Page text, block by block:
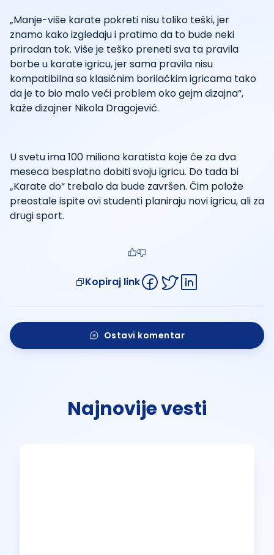
„Manje-više karate pokreti nisu toliko teški, jer
znamo kako izgledaju i pratimo da to bude neki
prirodan tok. Više je teško preneti sva ta pravila
borbe u karate igricu, jer sama pravila nisu
kompatibilna sa klasičnim borilačkim igricama tako
da je to bio malo veći problem oko gejm dizajna“,
kaže dizajner Nikola Dragojević.
U svetu ima 100 miliona karatista koje će za dva
meseca besplatno dobiti svoju igricu. Do tada bi
„Karate do“ trebalo da bude završen. Čim polože
preostale ispite ovi studenti planiraju novi igricu, ali za
drugi sport.
Kopiraj link
Ostavi komentar
Najnovije vesti